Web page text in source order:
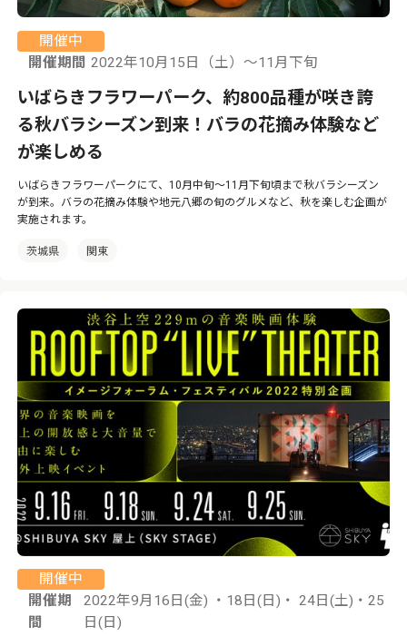
開催中
開催期間 2022年10月15日（土）～11月下旬
いばらきフラワーパーク、約800品種が咲き誇
る秋バラシーズン到来！バラの花摘み体験など
が楽しめる
いばらきフラワーパークにて、10月中旬〜11月下旬頃まで秋バラシーズン
が到来。バラの花摘み体験や地元八郷の旬のグルメなど、秋を楽しむ企画が
実施されます。
茨城県 関東
開催中
開催期
間
2022年9月16日(金) ・18日(日)・ 24日(土)・25
日(日)